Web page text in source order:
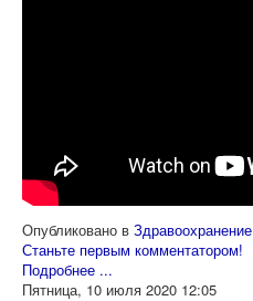
Опубликовано в Здравоохранение
Станьте первым комментатором!
Подробнее ...
Пятница, 10 июля 2020 12:05